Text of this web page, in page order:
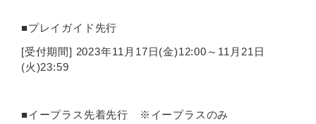
■プレイガイド先行
[受付期間] 2023年11月17日(金)12:00～11月21日
(火)23:59
■イープラス先着先行 ※イープラスのみ